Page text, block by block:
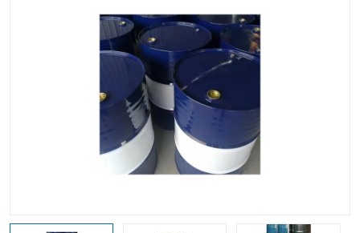
回收废清洗剂 上门回收废清洗剂